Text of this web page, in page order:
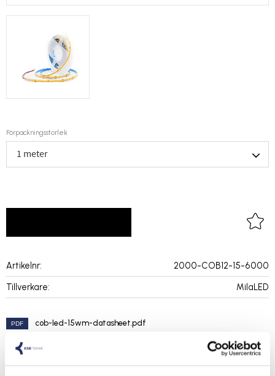
Förpackningsstorlek
Artikelnr
2000-COB12-15-6000
Tillverkare
MilaLED
cob-led-15wm-datasheet.pdf
Visa alla produkter från MilaLED